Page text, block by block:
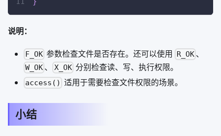
说明：
F_OK 参数检查文件是否存在。还可以使用 R_OK、
W_OK 、 X_OK 分别检查读、写、执行权限。
access() 适用于需要检查文件权限的场景。
小结